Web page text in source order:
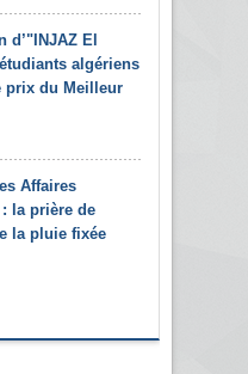
d’"INJAZ El
algériens
prix du Meilleur
Affaires
la prière de
la pluie fixée